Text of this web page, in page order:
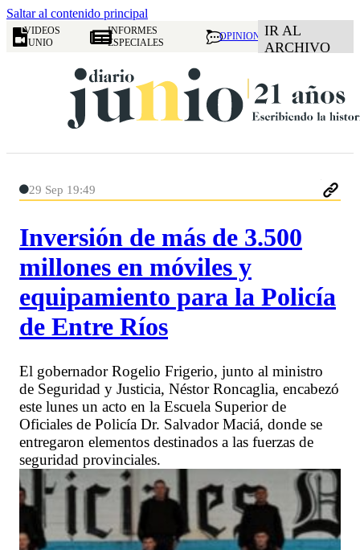
Saltar al contenido principal
VIDEOS
JUNIO
INFORMES
ESPECIALES
OPINION IR AL
ARCHIVO
29 Sep 19:49
Inversión de más de 3.500
millones en móviles y
equipamiento para la Policía
de Entre Ríos
El gobernador Rogelio Frigerio, junto al ministro
de Seguridad y Justicia, Néstor Roncaglia, encabezó
este lunes un acto en la Escuela Superior de
Oficiales de Policía Dr. Salvador Maciá, donde se
entregaron elementos destinados a las fuerzas de
seguridad provinciales.